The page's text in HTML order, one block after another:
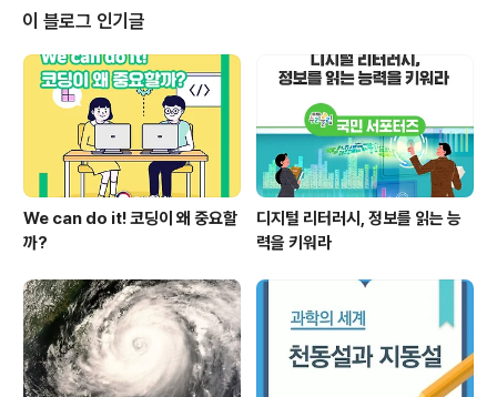
이 블로그 인기글
We can do it! 코딩이 왜 중요할
까?
디지털 리터러시, 정보를 읽는 능
력을 키워라